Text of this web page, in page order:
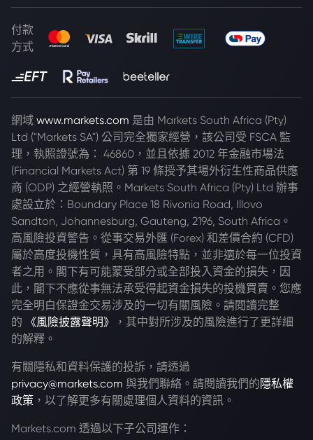
付款
方式
網域 www.markets.com 是由 Markets South Africa (Pty)
Ltd ("Markets SA") 公司完全獨家經營，該公司受 FSCA 監
理，執照證號為： 46860，並且依據 2012 年金融市場法
(Financial Markets Act) 第 19 條授予其場外衍生性商品供應
商 (ODP) 之經營執照。Markets South Africa (Pty) Ltd 辦事
處設立於：Boundary Place 18 Rivonia Road, Illovo
Sandton, Johannesburg, Gauteng, 2196, South Africa。
高風險投資警告。從事交易外匯 (Forex) 和差價合約 (CFD)
屬於高度投機性質，具有高風險特點，並非適於每一位投資
者之用。閣下有可能蒙受部分或全部投入資金的損失，因
此，閣下不應從事無法承受得起資金損失的投機買賣。您應
完全明白保證金交易涉及的一切有關風險。請閱讀完整
的
《風險披露聲明》
，其中對所涉及的風險進行了更詳細
的解釋。
有關隱私和資料保護的投訴，請透過
privacy@markets.com 與我們聯絡。請閱讀我們的 隱私權
政策 ，以了解更多有關處理個人資料的資訊。
Markets.com 透過以下子公司運作：